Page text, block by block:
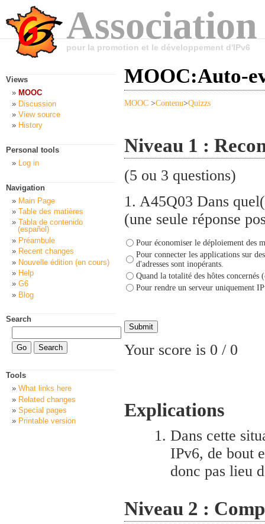
pour la promotion et le développement d'IPv6
MOOC:Auto-
MOOC >Contenu>Quizzs
Niveau 1 :
(5 ou 3 questions)
1. A45Q03 Dans
(une seule réponse
Pour économiser le déploiement des
Pour connecter les applications sur
d'adresses sont inopérants.
Quand la totalité des hôtes
Pour rendre un serveur uniquement
Your score is 0 / 0
Explications
Dans cette
IPv6, de bout
donc pas lieu
Niveau 2 :
Views
MOOC
Discussion
View source
History
Personal tools
Log in
Navigation
Main Page
Table des matières
Tabla de contenido
(español)
Préambule
Recent changes
Nouvelle édition (en cours)
Help
G6
Blog
Search
Tools
What links here
Related changes
Special pages
Printable version